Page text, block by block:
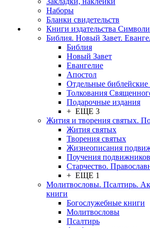
Наборы
Бланки свидетельств
Книги издательства
Библия. Новый Завет.
Библия
Новый Завет
Евангелие
Апостол
Отдельные библейские
Толкования
Подарочные издания
+ ЕЩЕ 3
Жития и творения святых.
Жития святых
Творения святых
Жизнеописания
Поучения подвижников
Старчество.
+ ЕЩЕ 1
Молитвословы. Псалтирь.
книги
Богослужебные книги
Молитвословы
Псалтирь